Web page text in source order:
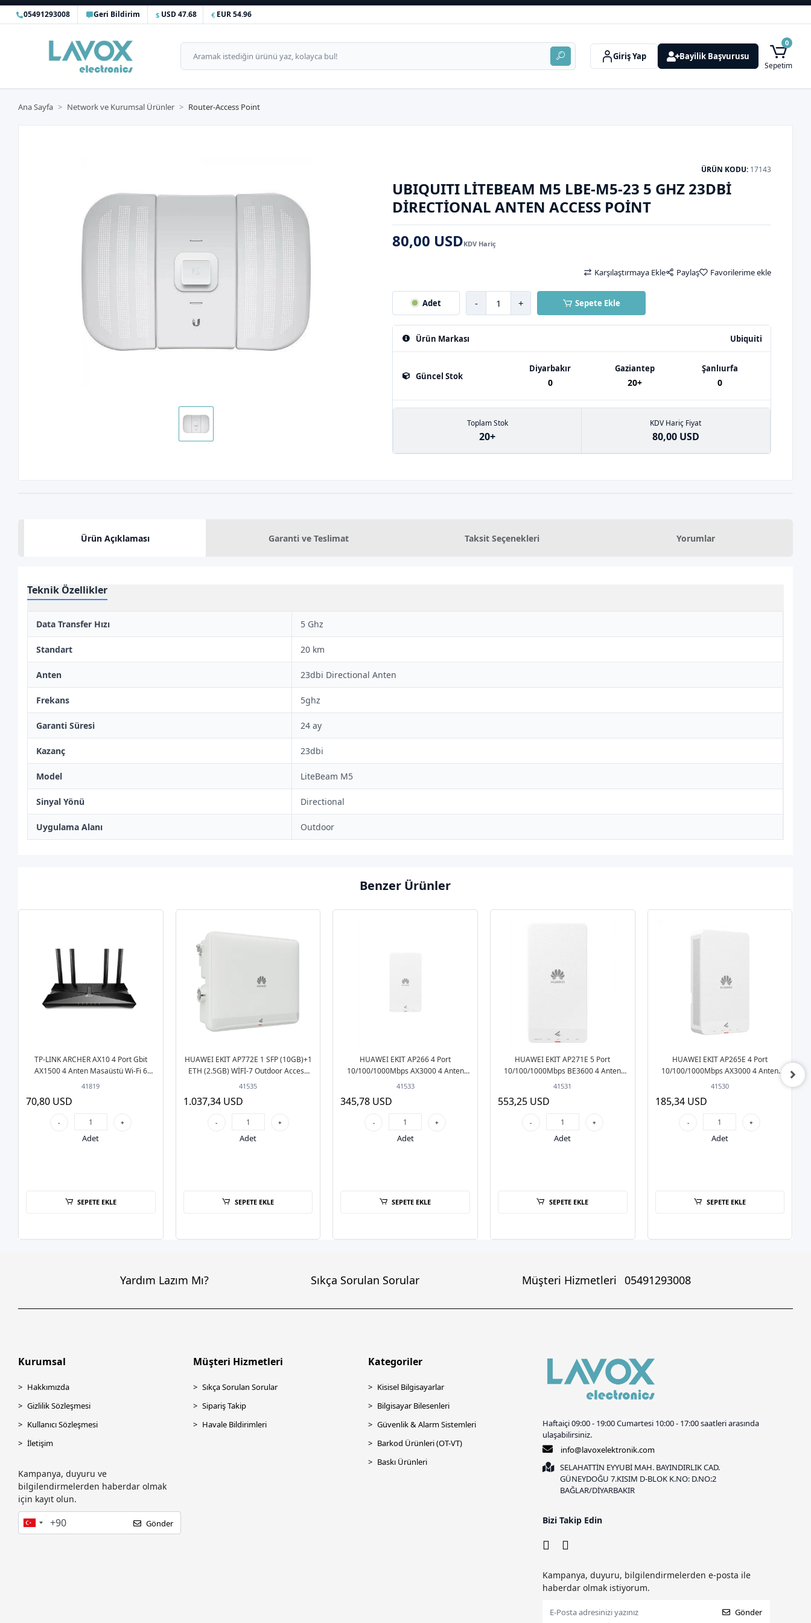
05491293008 Geri Bildirim USD 47.68 EUR 54.96
Giriş Yap Bayilik Başvurusu
0
Sepetim
Ana Sayfa Network ve Kurumsal Ürünler Router-Access Point
ÜRÜN KODU:17143
UBIQUITI LITEBEAM M5 LBE-M5-23 5 GHZ 23DBI
DIRECTIONAL ANTEN ACCESS POINT
80,00 USDKDV Hariç
Ürün Markası Ubiquiti
Güncel Stok
Diyarbakır
0
Gaziantep
20+
Şanlıurfa
0
Toplam Stok
20+
KDV Hariç Fiyat
80,00 USD
Karşılaştırmaya Ekle Paylaş Favorilerime ekle
Adet - + Sepete Ekle
Ürün Açıklaması Garanti ve Teslimat Taksit Seçenekleri Yorumlar
Teknik Özellikler
Data Transfer Hızı 5 Ghz
Standart 20 km
Anten 23dbi Directional Anten
Frekans 5ghz
Garanti Süresi 24 ay
Kazanç 23dbi
Model LiteBeam M5
Sinyal Yönü Directional
Uygulama Alanı Outdoor
Benzer Ürünler
TP-LINK ARCHER AX10 4 Port Gbit
AX1500 4 Anten Masaüstü Wi-Fi 6
Access Point
41819
70,80 USD
- +
Adet
SEPETE EKLE
HUAWEI EKIT AP772E 1 SFP (10GB)+1
ETH (2.5GB) WİFİ-7 Outdoor Access
Point
41535
1.037,34 USD
- +
Adet
SEPETE EKLE
HUAWEI EKIT AP266 4 Port
10/100/1000Mbps AX3000 4 Anten
Duvar Tipi Access Point
41533
345,78 USD
- +
Adet
SEPETE EKLE
HUAWEI EKIT AP271E 5 Port
10/100/1000Mbps BE3600 4 Anten
Duvar Tipi Access Point
41531
553,25 USD
- +
Adet
SEPETE EKLE
HUAWEI EKIT AP265E 4 Port
10/100/1000Mbps AX3000 4 Anten
Duvar Tipi Access Point
41530
185,34 USD
- +
Adet
SEPETE EKLE
Yardım Lazım Mı? Sıkça Sorulan Sorular Müşteri Hizmetleri 05491293008
Kurumsal
Hakkımızda
Gizlilik Sözleşmesi
Kullanıcı Sözleşmesi
İletişim
Kampanya, duyuru ve
bilgilendirmelerden haberdar olmak
için kayıt olun.
Gönder
Müşteri Hizmetleri
Sıkça Sorulan Sorular
Sipariş Takip
Havale Bildirimleri
Kategoriler
Kisisel Bilgisayarlar
Bilgisayar Bilesenleri
Güvenlik & Alarm Sistemleri
Barkod Ürünleri (OT-VT)
Baskı Ürünleri
Haftaiçi 09:00 - 19:00 Cumartesi 10:00 - 17:00 saatleri arasında
ulaşabilirsiniz.
info@lavoxelektronik.com
SELAHATTİN EYYUBİ MAH. BAYINDIRLIK CAD.
GÜNEYDOĞU 7.KISIM D-BLOK K.NO: D.NO:2
BAĞLAR/DİYARBAKIR
Bizi Takip Edin
Kampanya, duyuru, bilgilendirmelerden e-posta ile
haberdar olmak istiyorum.
Gönder